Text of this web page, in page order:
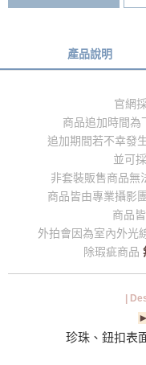
產品說明
官網採
商品追加時間為
追加期間若不幸發
並可
非套裝販售商品無
商品皆由專業攝影
商品
外拍會因為室內外光
除瑕疵商品
|
珍珠、鈕扣表